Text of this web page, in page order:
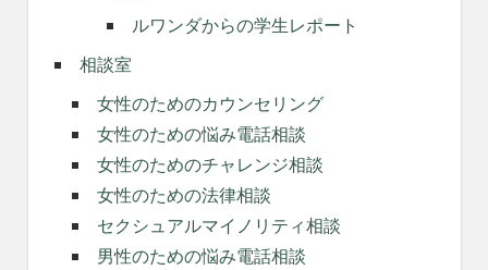
ルワンダからの学生レポート
相談室
女性のためのカウンセリング
女性のための悩み電話相談
女性のためのチャレンジ相談
女性のための法律相談
セクシュアルマイノリティ相談
男性のための悩み電話相談